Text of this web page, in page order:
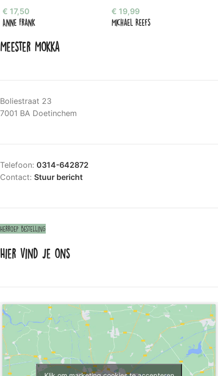
€ 17,50
Anne Frank
€ 19,99
Michael Reefs
Meester Mokka
Boliestraat 23
7001 BA Doetinchem
Telefoon: 0314-642872
Contact: Stuur bericht
Herroep bestelling
Hier vind je ons